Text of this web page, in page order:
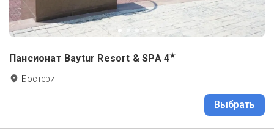
Пансионат Baytur Resort & SPA 4★
Бостери
Выбрать